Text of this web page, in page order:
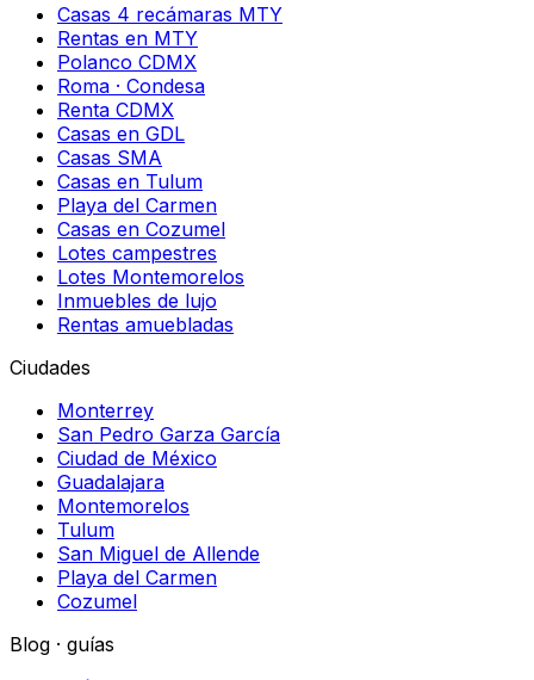
Casas 4 recámaras MTY
Rentas en MTY
Polanco CDMX
Roma · Condesa
Renta CDMX
Casas en GDL
Casas SMA
Casas en Tulum
Playa del Carmen
Casas en Cozumel
Lotes campestres
Lotes Montemorelos
Inmuebles de lujo
Rentas amuebladas
Ciudades
Monterrey
San Pedro Garza García
Ciudad de México
Guadalajara
Montemorelos
Tulum
San Miguel de Allende
Playa del Carmen
Cozumel
Blog · guías